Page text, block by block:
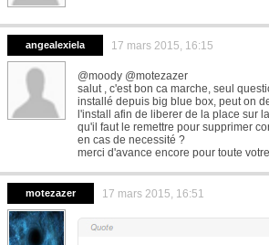
angealexiela 17 mars 2015, 16:15
@moody @motezazer
salut , c'est bon ca marche, seul
installé depuis big blue box, peut on
l'install afin de liberer de la place sur
qu'il faut le remettre pour supprimer
en cas de necessité ?
merci d'avance encore pour toute
motezazer 17 mars 2015, 16:51